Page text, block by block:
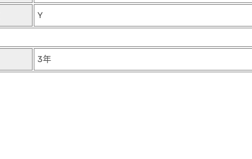
Y
3年